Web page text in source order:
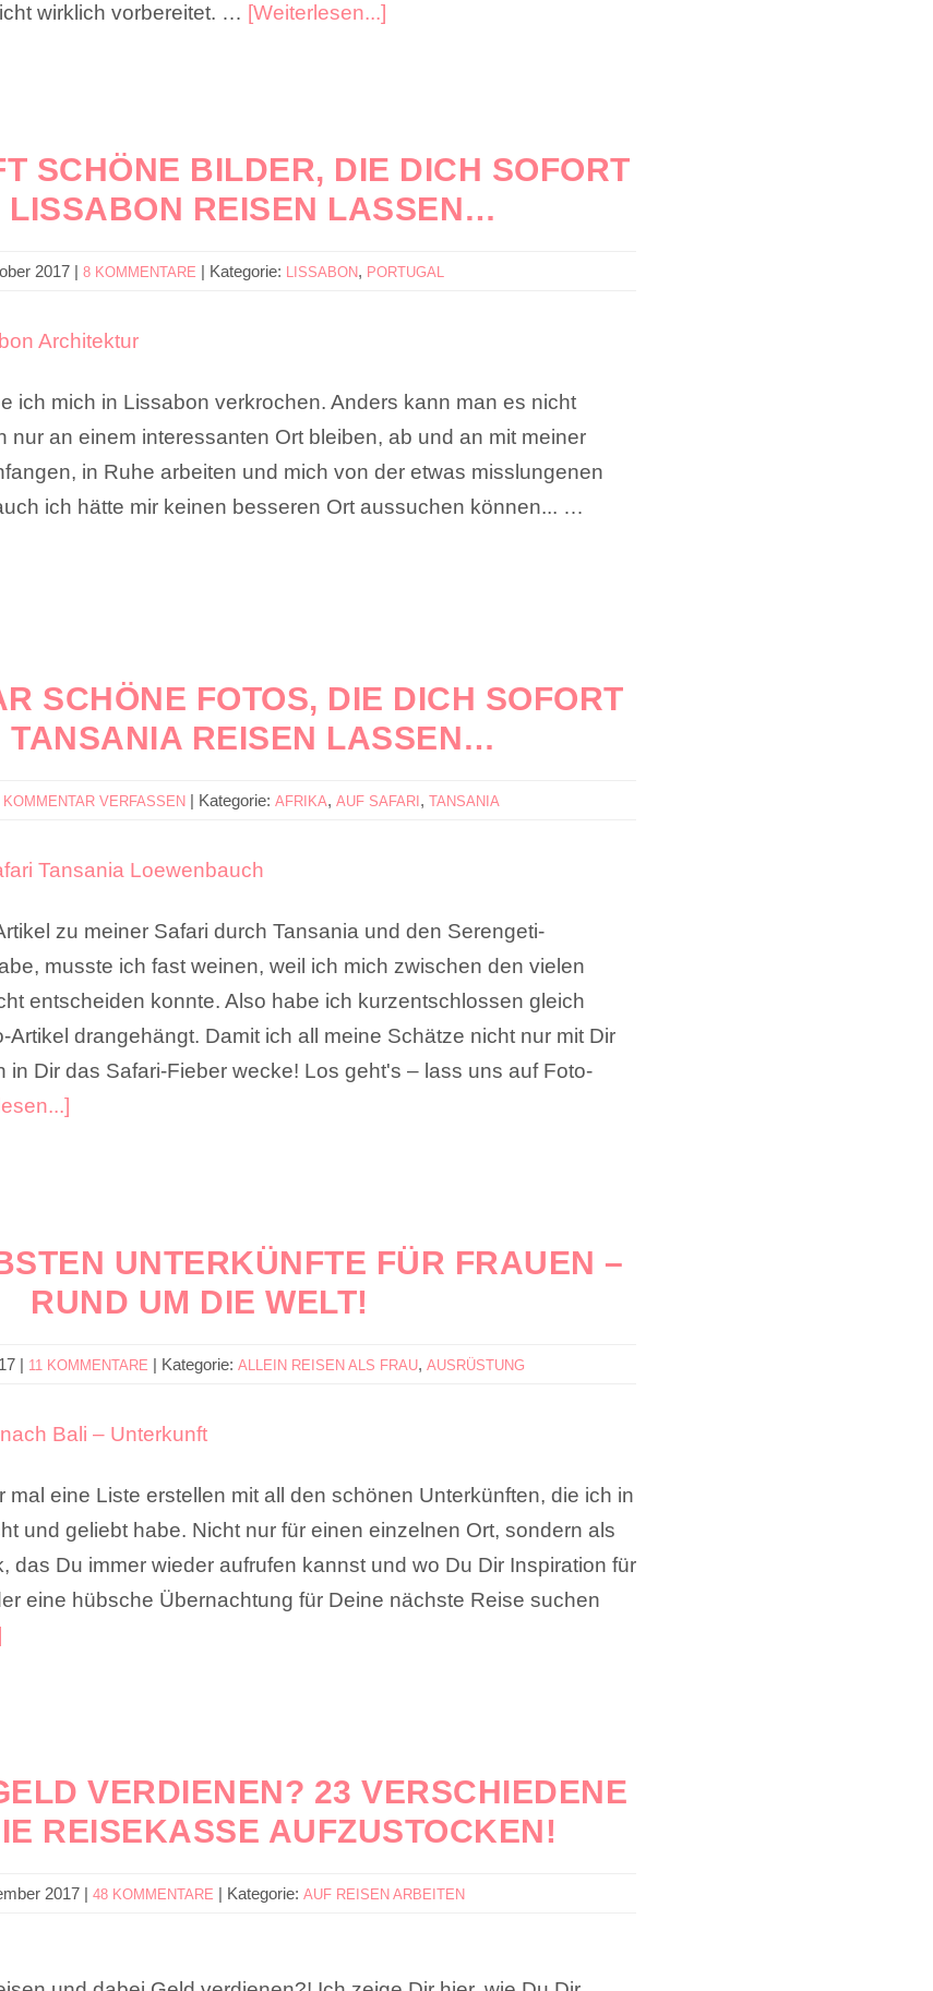
wirklich vorbereitet. … [Weiterlesen...]
SCHÖNE BILDER, DIE DICH SOFORT
LISSABON REISEN LASSEN…
2017 | 8 KOMMENTARE | Kategorie: LISSABON, PORTUGAL
ich mich in Lissabon verkrochen. Anders kann man es nicht
nur an einem interessanten Ort bleiben, ab und an mit meiner
in Ruhe arbeiten und mich von der etwas misslungenen
ich hätte mir keinen besseren Ort aussuchen können... …
SCHÖNE FOTOS, DIE DICH SOFORT
TANSANIA REISEN LASSEN…
KOMMENTAR VERFASSEN| Kategorie: AFRIKA, AUF SAFARI , TANSANIA
zu meiner Safari durch Tansania und den Serengeti-
musste ich fast weinen, weil ich mich zwischen den vielen
entscheiden konnte. Also habe ich kurzentschlossen gleich
drangehängt. Damit ich all meine Schätze nicht nur mit Dir
in Dir das Safari-Fieber wecke! Los geht's – lass uns auf Foto-
UNTERKÜNFTE FÜR FRAUEN –
RUND UM DIE WELT!
| 11 KOMMENTARE | Kategorie: ALLEIN REISEN ALS FRAU, AUSRÜSTUNG
mal eine Liste erstellen mit all den schönen Unterkünften, die ich in
und geliebt habe. Nicht nur für einen einzelnen Ort, sondern als
das Du immer wieder aufrufen kannst und wo Du Dir Inspiration für
eine hübsche Übernachtung für Deine nächste Reise suchen
VERDIENEN? 23 VERSCHIEDENE
REISEKASSE AUFZUSTOCKEN!
2017| 48 KOMMENTARE | Kategorie: AUF REISEN ARBEITEN